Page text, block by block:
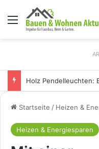
Menü
Startseite / Heizen &
Heizen & Energiesparen